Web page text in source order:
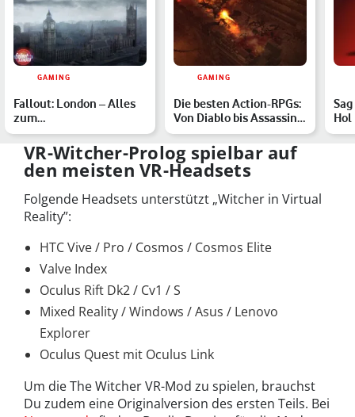
GAMING
Fallout: London – Alles
zum
postapokalyptischen
Fan-Mod
GAMING
Die besten Action-RPGs:
Von Diablo bis Assassin’s
Creed
Hol
VR-Witcher-Prolog spielbar auf
den meisten VR-Headsets
Folgende Headsets unterstützt „Witcher in Virtual
Reality”:
HTC Vive / Pro / Cosmos / Cosmos Elite
Valve Index
Oculus Rift Dk2 / Cv1 / S
Mixed Reality / Windows / Asus / Lenovo
Explorer
Oculus Quest mit Oculus Link
Um die The Witcher VR-Mod zu spielen, brauchst
Du zudem eine Originalversion des ersten Teils. Bei